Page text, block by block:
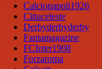
Calcionapoli1926
Cittaceleste
Derbyderbyderby
Fantamagazine
FCInter1908
Forzaroma